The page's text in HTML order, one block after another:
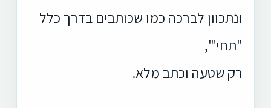
ונתכוון לברכה כמו שכותבים בדרך כלל
"תחי'",
רק שטעה וכתב מלא.